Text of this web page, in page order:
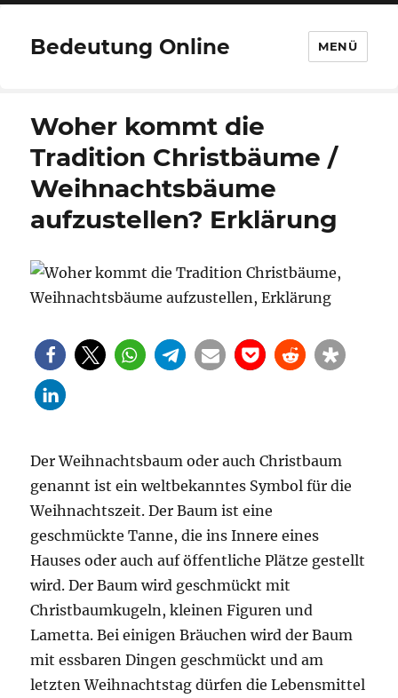
Bedeutung Online MENÜ
Woher kommt die
Tradition Christbäume /
Weihnachtsbäume
aufzustellen? Erklärung
Der Weihnachtsbaum oder auch Christbaum
genannt ist ein weltbekanntes Symbol für die
Weihnachtszeit. Der Baum ist eine
geschmückte Tanne, die ins Innere eines
Hauses oder auch auf öffentliche Plätze gestellt
wird. Der Baum wird geschmückt mit
Christbaumkugeln, kleinen Figuren und
Lametta. Bei einigen Bräuchen wird der Baum
mit essbaren Dingen geschmückt und am
letzten Weihnachtstag dürfen die Lebensmittel